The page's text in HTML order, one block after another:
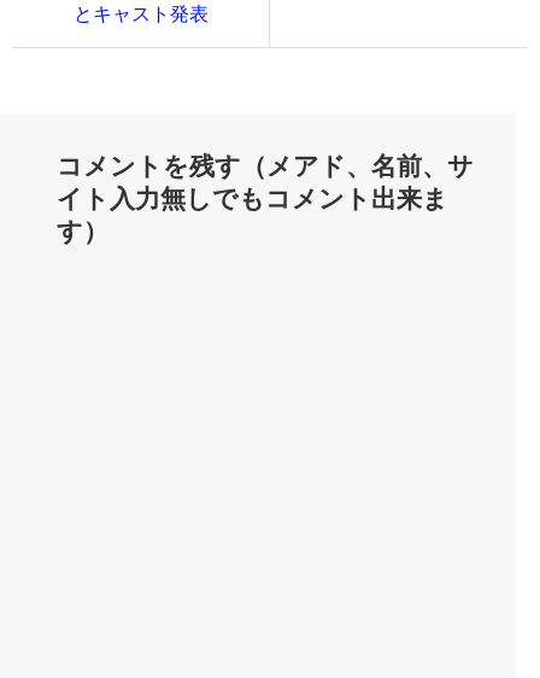
とキャスト発表
コメントを残す（メアド、名前、サ
イト入力無しでもコメント出来ま
す）